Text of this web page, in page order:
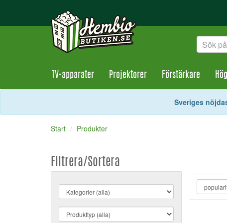
TV-apparater Projektorer Förstärkare
Sveriges
Start Produkter
Filtrera/Sortera